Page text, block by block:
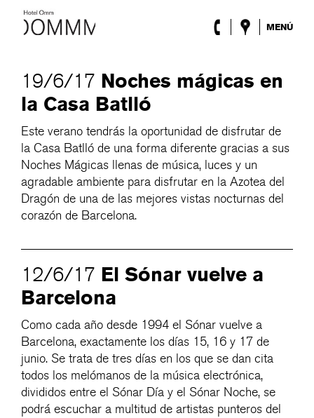
MENÚ
Roca Barcelona
Spa
Lobby & Club
Eventos
Promociones
Blog
ENG / ESP /DEU / FRA / CAT
19/6/17 Noches mágicas en
la Casa Batlló
Este verano tendrás la oportunidad de disfrutar de
la Casa Batlló de una forma diferente gracias a sus
Noches Mágicas llenas de música, luces y un
agradable ambiente para disfrutar en la Azotea del
Dragón de una de las mejores vistas nocturnas del
corazón de Barcelona.
12/6/17 El Sónar vuelve a
Barcelona
Como cada año desde 1994 el Sónar vuelve a
Barcelona, exactamente los días 15, 16 y 17 de
junio. Se trata de tres días en los que se dan cita
todos los melómanos de la música electrónica,
divididos entre el Sónar Día y el Sónar Noche, se
podrá escuchar a multitud de artistas punteros del